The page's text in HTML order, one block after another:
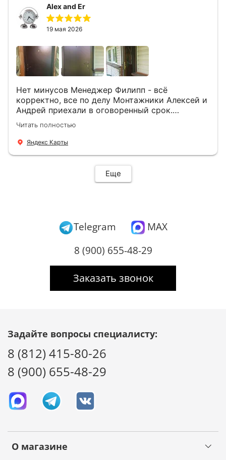
Alex and Er
19 мая 2026
Нет минусов Менеджер Филипп - всё
корректно, все по делу Монтажники Алексей и
Андрей приехали в оговоренный срок.
Демонтировали старую дверь и установили
новую буквально за час Быстро и качественно
+ нормальные цены Всем большое спасибо
Читать полностью
Яндекс Карты
Еще
Telegram
MAX
8 (900) 655-48-29
Заказать звонок
О магазине
Задайте вопросы специалисту:
8 (812) 415-80-26
8 (900) 655-48-29